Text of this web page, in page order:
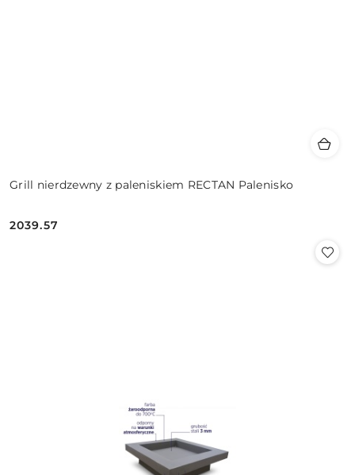
Grill nierdzewny z paleniskiem RECTAN Palenisko
Cena:
2039.57